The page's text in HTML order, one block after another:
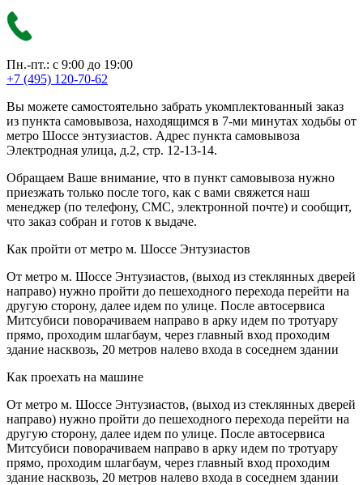
Пн.-пт.: с 9:00 до 19:00
+7 (495) 120-70-62
Вы можете самостоятельно забрать укомплектованный заказ
из пункта самовывоза, находящимся в 7-ми минутах ходьбы от
метро Шоссе энтузиастов. Адрес пункта самовывоза
Электродная улица, д.2, стр. 12-13-14.
Обращаем Ваше внимание, что в пункт самовывоза нужно
приезжать только после того, как с вами свяжется наш
менеджер (по телефону, СМС, электронной почте) и сообщит,
что заказ собран и готов к выдаче.
Как пройти от метро м. Шоссе Энтузиастов
От метро м. Шоссе Энтузиастов, (выход из стеклянных дверей
направо) нужно пройти до пешеходного перехода перейти на
другую сторону, далее идем по улице. После автосервиса
Митсубиси поворачиваем направо в арку идем по тротуару
прямо, проходим шлагбаум, через главный вход проходим
здание насквозь, 20 метров налево входа в соседнем здании
Как проехать на машине
От метро м. Шоссе Энтузиастов, (выход из стеклянных дверей
направо) нужно пройти до пешеходного перехода перейти на
другую сторону, далее идем по улице. После автосервиса
Митсубиси поворачиваем направо в арку идем по тротуару
прямо, проходим шлагбаум, через главный вход проходим
здание насквозь, 20 метров налево входа в соседнем здании